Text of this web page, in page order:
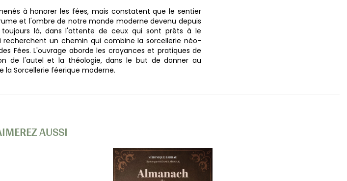
à honorer les fées, mais constatent que le sentier
et l'ombre de notre monde moderne devenu depuis
là, dans l'attente de ceux qui sont prêts à le
un chemin qui combine la sorcellerie néo-
Fées. L'ouvrage aborde les croyances et pratiques de
de l'autel et la théologie, dans le but de donner au
la Sorcellerie féerique moderne.
AUSSI